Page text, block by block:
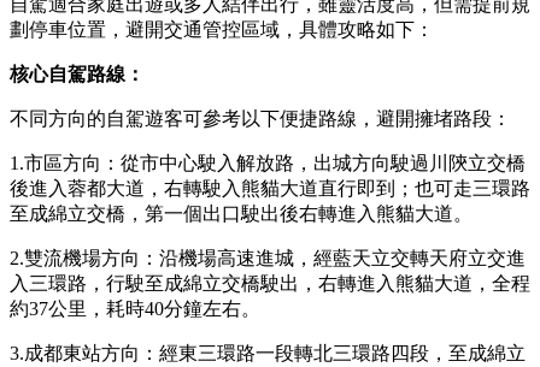
自駕適合家庭出遊或多人結伴出行，雖靈活度高，但需提前規
劃停車位置，避開交通管控區域，具體攻略如下：
核心自駕路線 ：
不同方向的自駕遊客可參考以下便捷路線，避開擁堵路段：
1.市區方向：從市中心駛入解放路，出城方向駛過川陝立交橋
後進入蓉都大道，右轉駛入熊貓大道直行即到；也可走三環路
至成綿立交橋，第一個出口駛出後右轉進入熊貓大道。
2.雙流機場方向：沿機場高速進城，經藍天立交轉天府立交進
入三環路，行駛至成綿立交橋駛出，右轉進入熊貓大道，全程
約37公里，耗時40分鐘左右。
3.成都東站方向：經東三環路一段轉北三環路四段，至成綿立